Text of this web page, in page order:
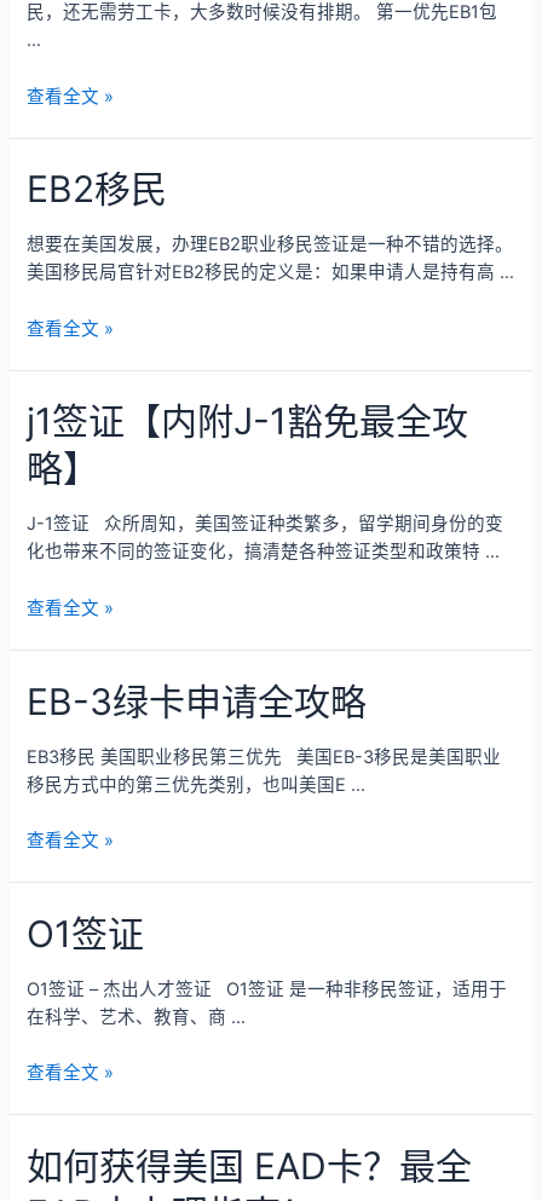
民，还无需劳工卡，大多数时候没有排期。 第一优先EB1包
…
查看全文 »
EB2移民
想要在美国发展，办理EB2职业移民签证是一种不错的选择。
美国移民局官针对EB2移民的定义是：如果申请人是持有高 …
查看全文 »
j1签证【内附J-1豁免最全攻
略】
J-1签证 众所周知，美国签证种类繁多，留学期间身份的变
化也带来不同的签证变化，搞清楚各种签证类型和政策特 …
查看全文 »
EB-3绿卡申请全攻略
EB3移民 美国职业移民第三优先 美国EB-3移民是美国职业
移民方式中的第三优先类别，也叫美国E …
查看全文 »
O1签证
O1签证 – 杰出人才签证 O1签证 是一种非移民签证，适用于
在科学、艺术、教育、商 …
查看全文 »
如何获得美国 EAD卡？最全